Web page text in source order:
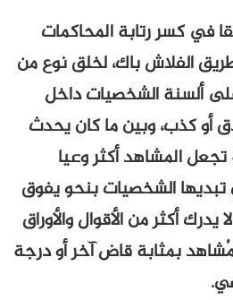
في كسر رتابة المحاكمات
طريق الفلاش باك، لخلق نوع من
ألسنة الشخصيات داخل
أو كذب، وبين ما كان يحدث
المشاهد أكثر وعيا
تبديها الشخصيات بنحو يفوق
أكثر من الأقوال والأوراق
بمثابة قاض آخر أو درجة